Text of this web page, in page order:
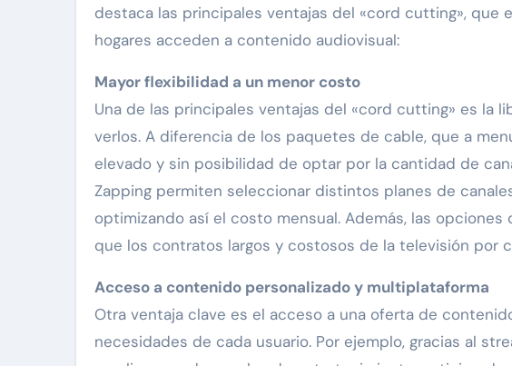
destaca las principales ventajas del «cord cutting», que
hogares acceden a contenido audiovisual:
Mayor flexibilidad a un menor costo
Una de las principales ventajas del «cord cutting» es la
verlos. A diferencia de los paquetes de cable, que a
elevado y sin posibilidad de optar por la cantidad de
Zapping permiten seleccionar distintos planes de
optimizando así el costo mensual. Además, las
que los contratos largos y costosos de la televisión por
Acceso a contenido personalizado y multiplataforma
Otra ventaja clave es el acceso a una oferta de
necesidades de cada usuario. Por ejemplo, gracias al